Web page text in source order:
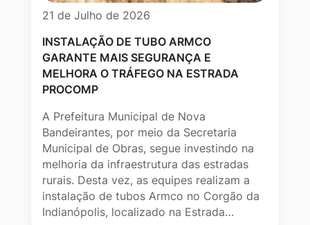
21 de Julho de 2026
INSTALAÇÃO DE TUBO ARMCO
GARANTE MAIS SEGURANÇA E
MELHORA O TRÁFEGO NA ESTRADA
PROCOMP
A Prefeitura Municipal de Nova
Bandeirantes, por meio da Secretaria
Municipal de Obras, segue investindo na
melhoria da infraestrutura das estradas
rurais. Desta vez, as equipes realizam a
instalação de tubos Armco no Corgão da
Indianópolis, localizado na Estrada…